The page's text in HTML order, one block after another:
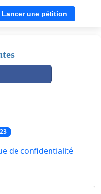
Lancer une pétition
23
de confidentialité